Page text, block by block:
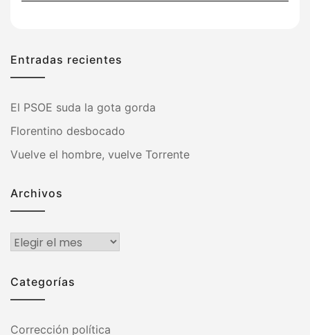
Entradas recientes
El PSOE suda la gota gorda
Florentino desbocado
Vuelve el hombre, vuelve Torrente
Archivos
Archivos
Categorías
Corrección política